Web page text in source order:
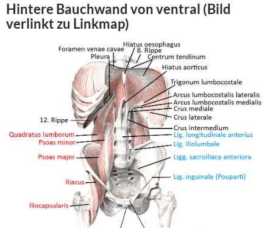
Hintere Bauchwand von ventral (Bild
verlinkt zu Linkmap)